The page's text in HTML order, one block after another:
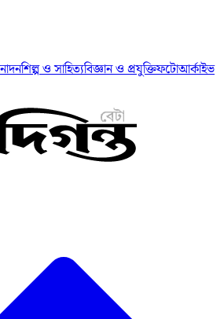
শিল্প ও সাহিত্যবিজ্ঞান ও প্রযুক্তিফটোআর্কাইভ